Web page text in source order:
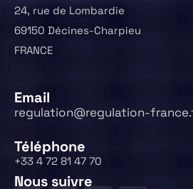
24, rue de Lombardie
69150 Décines-Charpieu
FRANCE
Email
regulation@regulation-
Téléphone
+33 4 72 81 47 70
Nous suivre